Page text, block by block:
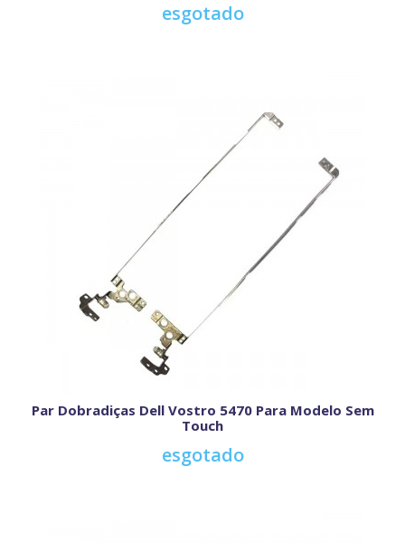
esgotado
Par Dobradiças Dell Vostro 5470 Para Modelo Sem
Touch
esgotado